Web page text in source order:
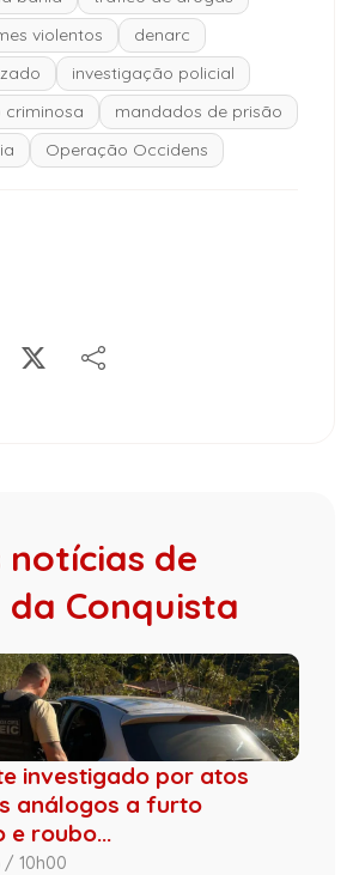
violentos
denarc
investigação policial
mandados de prisão
Operação Occidens
de
Conquista
investigado por atos
análogos a furto
e roubo...
/ 10h00